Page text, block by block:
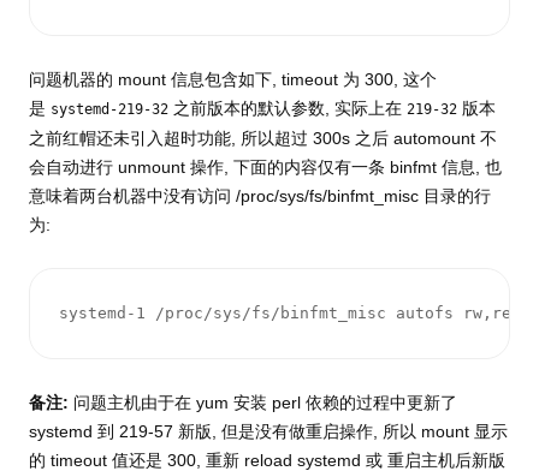
问题机器的 mount 信息包含如下, timeout 为 300, 这个
是 systemd-219-32 之前版本的默认参数, 实际上在 219-32 版本
之前红帽还未引入超时功能, 所以超过 300s 之后 automount 不
会自动进行 unmount 操作, 下面的内容仅有一条 binfmt 信息, 也
意味着两台机器中没有访问 /proc/sys/fs/binfmt_misc 目录的行
为:
systemd-1 /proc/sys/fs/binfmt_misc autofs
备注: 问题主机由于在 yum 安装 perl 依赖的过程中更新了
systemd 到 219-57 新版, 但是没有做重启操作, 所以 mount 显示
的 timeout 值还是 300, 重新 reload systemd 或 重启主机后新版